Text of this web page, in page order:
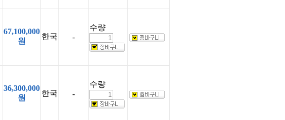
67,100,000
원
한국 -
수량
36,300,000
원
한국 -
수량